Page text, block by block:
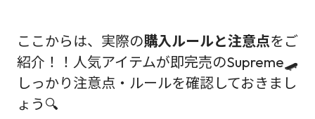
ここからは、実際の購入ルールと注意点をご
紹介！！人気アイテムが即完売のSupreme🛹
しっかり注意点・ルールを確認しておきまし
ょう🔍